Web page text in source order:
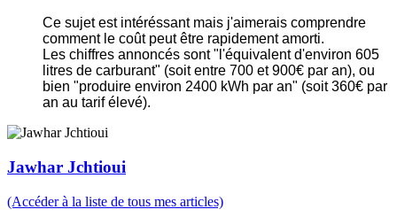
Ce sujet est intéréssant mais j'aimerais comprendre
comment le coût peut être rapidement amorti.
Les chiffres annoncés sont " l'équivalent d'environ 605
litres de carburant" (soit entre 700 et 900€ par an), ou
bien "produire environ 2400 kWh par an" (soit 360€ par
an au tarif élevé).
Jawhar Jchtioui
(Accéder à la liste de tous mes articles)